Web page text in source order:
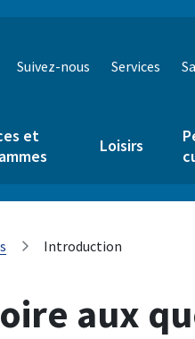
Suivez-nous Services
et
Loisirs
Introduction
aux